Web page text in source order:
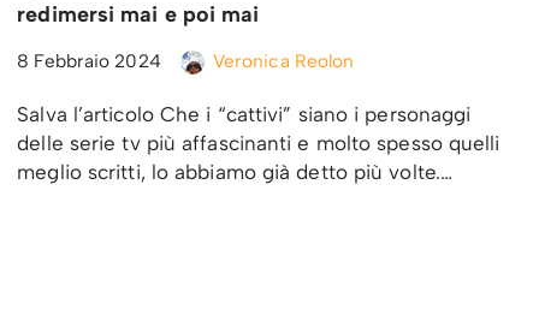
redimersi mai e poi mai
8 Febbraio 2024 Veronica Reolon
Salva l’articolo Che i “cattivi” siano i personaggi
delle serie tv più affascinanti e molto spesso quelli
meglio scritti, lo abbiamo già detto più volte.…